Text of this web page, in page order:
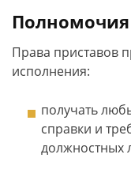
Права приставов
исполнения:
получать
справки и
должностных